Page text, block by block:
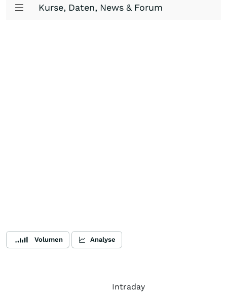
Kurse, Daten, News & Forum
Volumen Analyse
Intraday